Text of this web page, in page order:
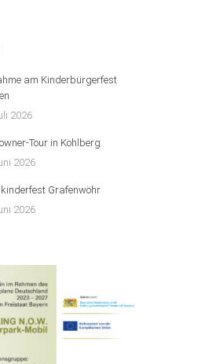
am Kinderbürgerfest
2026
Tour in Kohlberg
2026
Grafenwöhr
2026